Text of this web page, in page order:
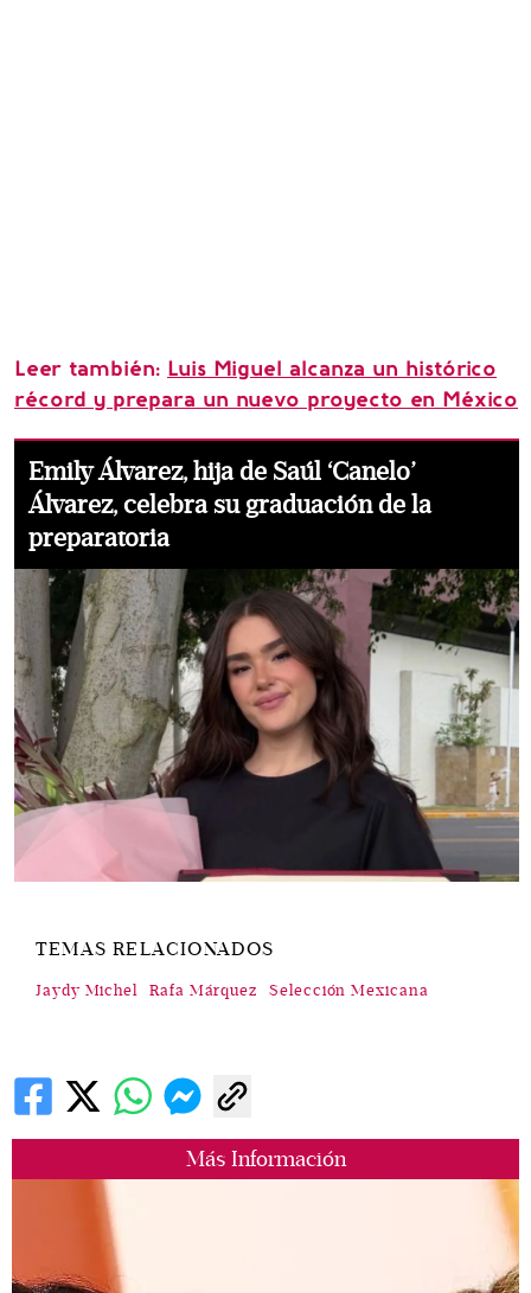
Más Información
Leer también: Luis Miguel alcanza un histórico
récord y prepara un nuevo proyecto en México
Emily Álvarez, hija de Saúl ‘Canelo’
Álvarez, celebra su graduación de la
preparatoria
TEMAS RELACIONADOS
Jaydy Michel Rafa Márquez Selección Mexicana